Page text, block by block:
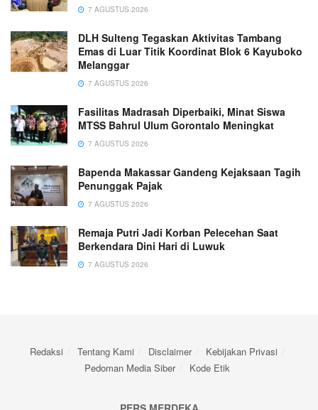
7 AGUSTUS 2026
DLH Sulteng Tegaskan Aktivitas Tambang
Emas di Luar Titik Koordinat Blok 6 Kayuboko
Melanggar
7 AGUSTUS 2026
Fasilitas Madrasah Diperbaiki, Minat Siswa
MTSS Bahrul Ulum Gorontalo Meningkat
7 AGUSTUS 2026
Bapenda Makassar Gandeng Kejaksaan Tagih
Penunggak Pajak
7 AGUSTUS 2026
Remaja Putri Jadi Korban Pelecehan Saat
Berkendara Dini Hari di Luwuk
7 AGUSTUS 2026
Redaksi Tentang Kami Disclaimer
Kebijakan Privasi
Pedoman Media Siber
Kode Etik